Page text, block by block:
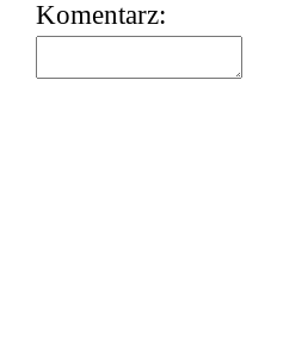
Komentarz: